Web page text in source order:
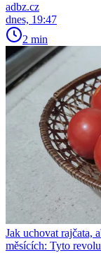
adbz.cz
dnes, 19:47
2 min
Jak uchovat rajčata,
měsících: Tyto